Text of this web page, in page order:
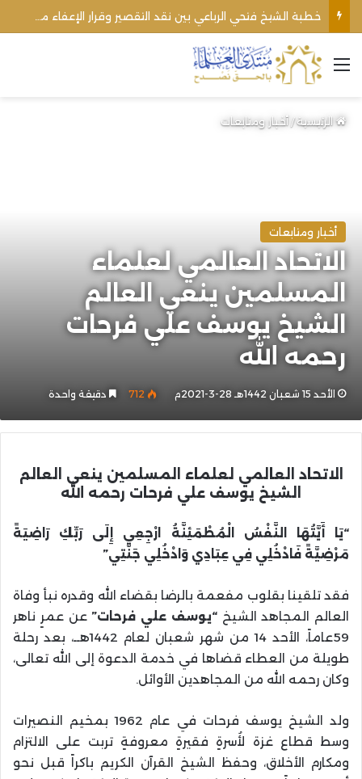
القائمة
الرئيسية/أخبار ومتابعات
أخبار ومتابعات
الاتحاد العالمي لعلماء
المسلمين ينعي العالم
الشيخ يوسف علي فرحات
رحمه الله
الأحد 15 شعبان 1442هـ 28-3-2021م 712 دقيقة واحدة
الاتحاد العالمي لعلماء المسلمين ينعي العالم
الشيخ يوسف علي فرحات رحمه الله
“يَا أَيَّتُهَا النَّفْسُ الْمُطْمَئِنَّةُ ارْجِعِي إِلَى رَبِّكِ رَاضِيَةً
مَرْضِيَّةً فَادْخُلِي فِي عِبَادِي وَادْخُلِي جَنَّتِي”
فقد تلقينا بقلوب مفعمة بالرضا بقضاء الله وقدره نبأ وفاة
العالم المجاهد الشيخ“يوسف علي فرحات”عن عمرٍ ناهر
59عاماً، الأحد 14 من شهر شعبان لعام 1442هــ، بعد رحلة
طويلة من العطاء قضاها في خدمة الدعوة إلى الله تعالى،
وكان رحمه الله من المجاهدين الأوائل.
ولد الشيخ يوسف فرحات في عام 1962 بمخيم النصيرات
وسط قطاع غزة لأُسرةٍ فقيرةٍ معروفةٍ تربت على الالتزام
ومكارم الأخلاق، وحفظ الشيخ القرآن الكريم باكراً قبل نحو